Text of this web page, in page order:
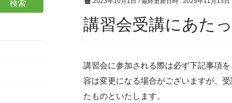
講習会受講にあた
講習会に参加される際は必ず下記事項
容は変更になる場合がございますが、
たものといたします。